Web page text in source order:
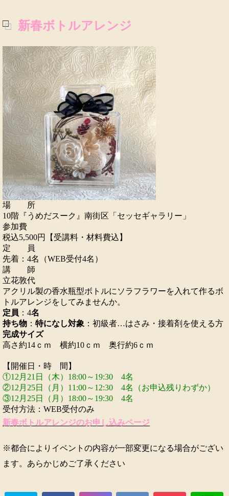
新春ボトルアレンジ
場 所
10階『うめだスーク』南街区「セッセギャラリー」
参加費
税込5,500円【受講料・材料費込】
定 員
先着：4名（WEB受付4名）
講 師
立花敦代
アクリル製の香水瓶型ボトルにソラフラワーを入れて作るボ
トルアレンジをしてみませんか。
定員 ：4名
持ち物 ： 特になし対象 ：初級者…はさみ・接着剤を使える方
完成サイズ
高さ約14ｃｍ 横約10ｃｍ 奥行約6ｃｍ
【開催日・時 間】
①12月21日（木）18:00～19:30 4名
②12月25日（月）11:00～12:30 4名（お申込残りわずか）
③12月25日（月） 18:00～19:30 4名
受付方法：WEB受付のみ
新春ボトルアレンジのお申し込みページ
※都合によりイベントの内容が一部変更になる場合がござい
ます。あらかじめご了承ください